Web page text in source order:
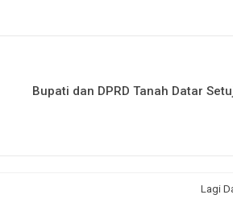
Bupati dan DPRD Tanah Datar
Lagi